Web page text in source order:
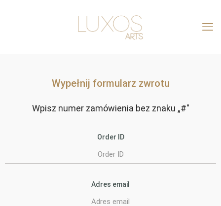
Wypełnij formularz zwrotu
Wpisz numer zamówienia bez znaku „#"
Order ID
Adres email